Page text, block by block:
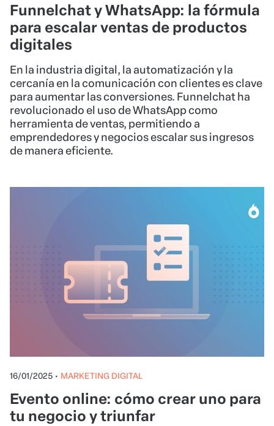
Funnelchat y WhatsApp: la fórmula
para escalar ventas de productos
digitales
En la industria digital, la automatización y la
cercanía en la comunicación con clientes es clave
para aumentar las conversiones. Funnelchat ha
revolucionado el uso de WhatsApp como
herramienta de ventas, permitiendo a
emprendedores y negocios escalar sus ingresos
de manera eficiente.
16/01/2025 • MARKETING DIGITAL
Evento online: cómo crear uno para
tu negocio y triunfar